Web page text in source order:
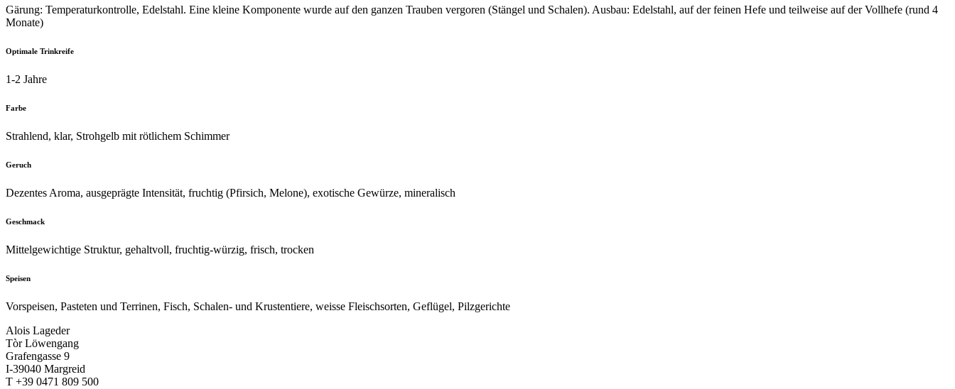
Gärung: Temperaturkontrolle, Edelstahl. Eine kleine Komponente wurde auf den ganzen Trauben vergoren (Stängel und Schalen). Ausbau: Edelstahl, auf der feinen Hefe und teilweise auf der Vollhefe (rund 4
Monate)
Optimale Trinkreife
1-2 Jahre
Farbe
Strahlend, klar, Strohgelb mit rötlichem Schimmer
Geruch
Dezentes Aroma, ausgeprägte Intensität, fruchtig (Pfirsich, Melone), exotische Gewürze, mineralisch
Geschmack
Mittelgewichtige Struktur, gehaltvoll, fruchtig-würzig, frisch, trocken
Speisen
Vorspeisen, Pasteten und Terrinen, Fisch, Schalen- und Krustentiere, weisse Fleischsorten, Geflügel, Pilzgerichte
Alois Lageder
Tòr Löwengang
Grafengasse 9
I-39040 Margreid
T +39 0471 809 500